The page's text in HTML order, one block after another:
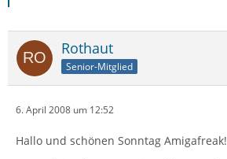
Rothaut
Senior-Mitglied
6. April 2008 um 12:52
Hallo und schönen Sonntag Amigafreak!